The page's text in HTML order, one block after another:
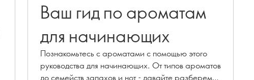
Ваш гид по ароматам
для начинающих
Познакомьтесь с ароматами с помощью этого
руководства для начинающих. От типов ароматов
до семейств запахов и нот - давайте разберемся